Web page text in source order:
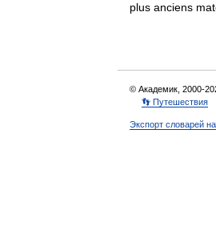
plus anciens
© Академик, 2000-
👣 Путешествия
Экспорт словарей